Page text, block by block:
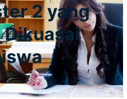
2 yang
Dikuasai